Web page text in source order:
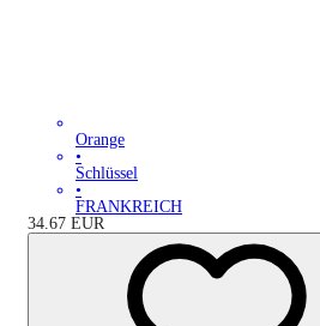
Orange
•
Schlüssel
•
FRANKREICH
34.67 EUR